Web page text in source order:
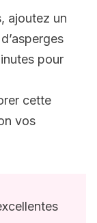
ajoutez un
pour
cette
vos